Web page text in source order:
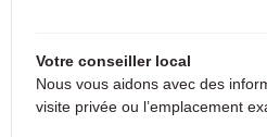
Votre conseiller local
Nous vous aidons avec des
visite privée ou l’emplacement